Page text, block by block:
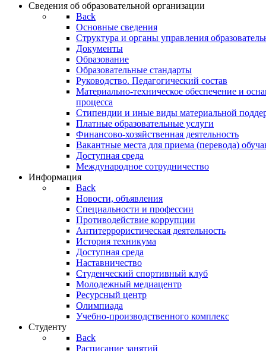
Сведения об образовательной организации
Back
Основные сведения
Структура и органы управления
Документы
Образование
Образовательные стандарты
Руководство. Педагогический состав
Материально-техническое обеспечение и
процесса
Стипендии и иные виды материальной
Платные образовательные услуги
Финансово-хозяйственная деятельность
Вакантные места для приема (перевода)
Доступная среда
Международное сотрудничество
Информация
Back
Новости, объявления
Специальности и профессии
Противодействие коррупции
Антитеррористическая деятельность
История техникума
Доступная среда
Наставничество
Студенческий спортивный клуб
Молодежный медиацентр
Ресурсный центр
Олимпиада
Учебно-производственного комплекс
Студенту
Back
Расписание занятий